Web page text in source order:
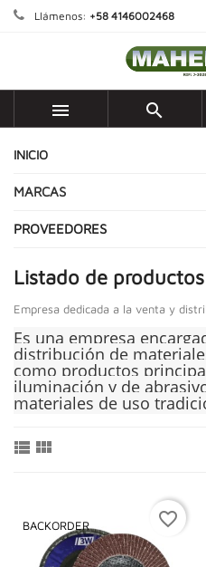
Llámenos: +58 4146002468
 
INICIO
MARCAS
PROVEEDORES
Listado de
Empresa dedicada a la venta y
Es una empresa
distribución de
como productos
iluminación y de
materiales de uso
 
BACKORDER favorite_border